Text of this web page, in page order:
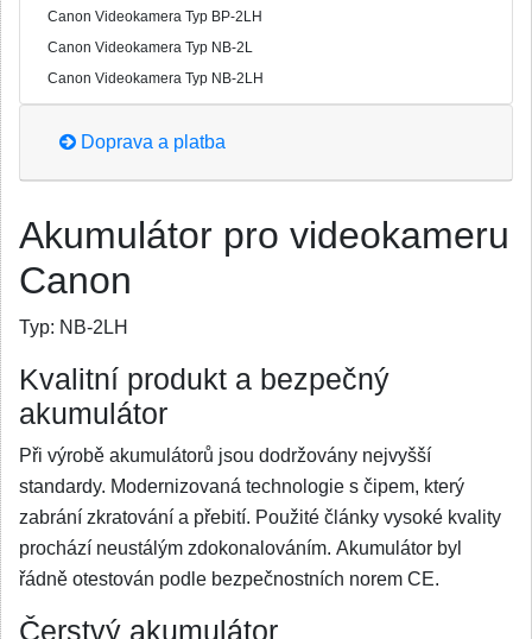
Canon Videokamera Typ BP-2LH
Canon Videokamera Typ NB-2L
Canon Videokamera Typ NB-2LH
Doprava a platba
Akumulátor pro videokameru
Canon
Typ: NB-2LH
Kvalitní produkt a bezpečný
akumulátor
Při výrobě akumulátorů jsou dodržovány nejvyšší
standardy. Modernizovaná technologie s čipem, který
zabrání zkratování a přebití. Použité články vysoké kvality
prochází neustálým zdokonalováním. Akumulátor byl
řádně otestován podle bezpečnostních norem CE.
Čerstvý akumulátor